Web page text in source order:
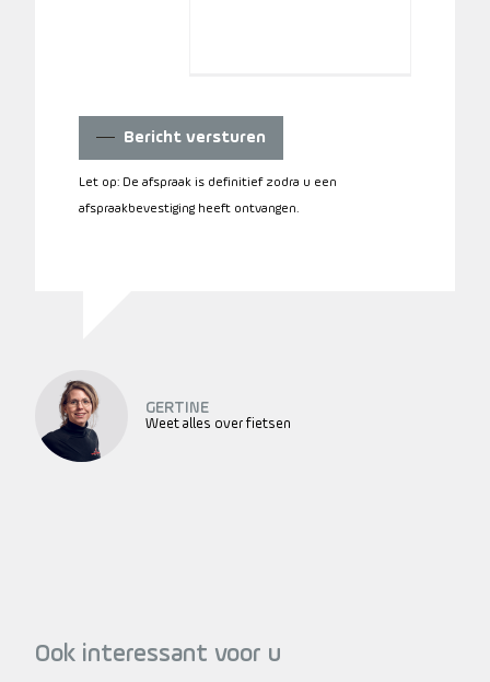
Bericht versturen
Let op: De afspraak is definitief zodra u een
afspraakbevestiging heeft ontvangen.
GERTINE
Weet alles over fietsen
Ook interessant voor u